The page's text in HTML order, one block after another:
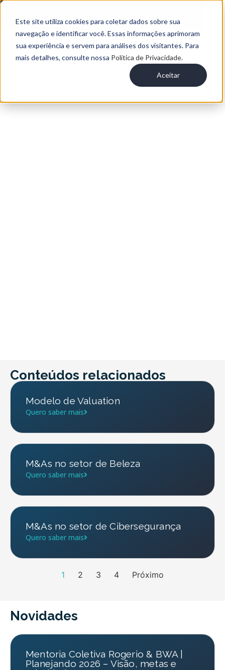
Este site utiliza cookies para coletar dados sobre sua
navegação e identificar você. Essas informações aprimoram
sua experiência e servem para análises dos visitantes. Para
mais detalhes, consulte nossa Política de Privacidade.
Aceitar
M&As no setor de Varejo
Supermercadista
Conteúdos relacionados
Modelo de Valuation
Quero saber mais
M&As no setor de Beleza
Quero saber mais
M&As no setor de Cibersegurança
Quero saber mais
1 2 3 4 Próximo
Novidades
Mentoria Coletiva Rogerio & BWA |
Planejando 2026 – Visão, metas e